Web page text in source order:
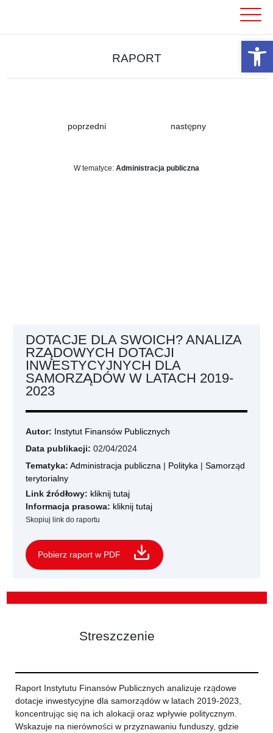
RAPORT
poprzedni następny
W tematyce: Administracja publiczna
DOTACJE DLA SWOICH? ANALIZA
RZĄDOWYCH DOTACJI
INWESTYCYJNYCH DLA
SAMORZĄDÓW W LATACH 2019-
2023
Autor: Instytut Finansów Publicznych
Data publikacji: 02/04/2024
Tematyka: Administracja publiczna | Polityka | Samorząd
terytorialny
Link źródłowy: kliknij tutaj
Informacja prasowa: kliknij tutaj
Skopiuj link do raportu
Pobierz raport w PDF
Streszczenie
Raport Instytutu Finansów Publicznych analizuje rządowe
dotacje inwestycyjne dla samorządów w latach 2019-2023,
koncentrując się na ich alokacji oraz wpływie politycznym.
Wskazuje na nierówności w przyznawaniu funduszy, gdzie